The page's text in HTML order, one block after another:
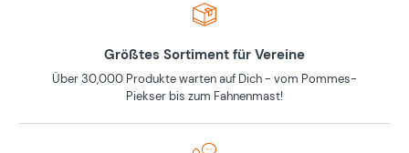
Größtes Sortiment für Vereine
Über 30,000 Produkte warten auf Dich - vom Pommes-
Piekser bis zum Fahnenmast!